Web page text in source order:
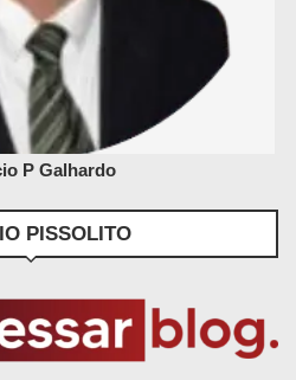
P Galhardo
PISSOLITO